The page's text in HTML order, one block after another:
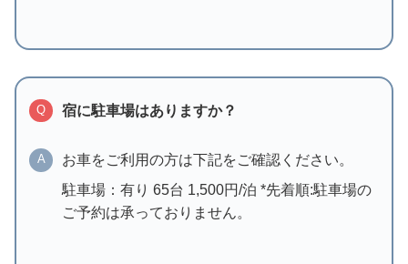
Q 宿に駐車場はありますか？
A
お車をご利用の方は下記をご確認ください。
駐車場：有り 65台 1,500円/泊 *先着順:駐車場の
ご予約は承っておりません。